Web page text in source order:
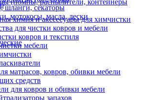
шланги, секаторы
мотокосы, масла, лески
(помпы, распылители, контейнеры
химия и акссесуары для химчистки
для чистки ковров и мебели
ковров и текстиля
мебели
матрасов, ковров, обивки мебели
средств
для ковров и обивки мебели
запахов